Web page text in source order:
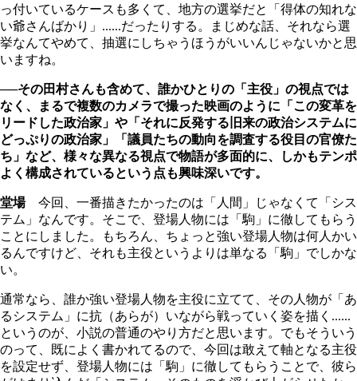
っ付いているケースも多くて、地方の選挙だと「得体の知れな
い爺さんばかり」......だったりする。まじめな話、それなら選
挙なんてやめて、抽選にしちゃうほうがいいんじゃないかと思
いますね。
──その田村さんも含めて、誰かひとりの「主役」の視点では
なく、まるで複数のカメラで撮った映画のように「この変革を
リードした政治家」や「それに反発する旧来の政治システムに
どっぷりの政治家」「議員たちの動向を調査する役目の官僚た
ち」など、様々な異なる視点で物語が多面的に、しかもテンポ
よく構成されているという点も興味深いです。
堂場今回、一番描きたかったのは「人間」じゃなくて「シス
テム」なんです。そこで、登場人物には「駒」に徹してもらう
ことにしました。もちろん、ちょっと強い登場人物は何人かい
るんですけど、それも主役というよりは単なる「駒」でしかな
い。
通常なら、誰か強い登場人物を主役に立てて、その人物が「あ
るシステム」に抗（あらが）いながら戦っていく姿を描く......
というのが、小説の普通のやり方だと思います。でもそういう
のって、既によく書かれてるので、今回は敢えて軸となる主役
を設定せず、登場人物には「駒」に徹してもらうことで、彼ら